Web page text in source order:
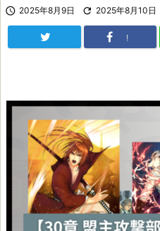
 2025年8月9日  2025年8月10日
!